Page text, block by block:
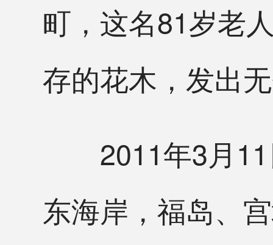
町，这名81岁老
存的花木，发出
2011年3月11
东海岸，福岛、